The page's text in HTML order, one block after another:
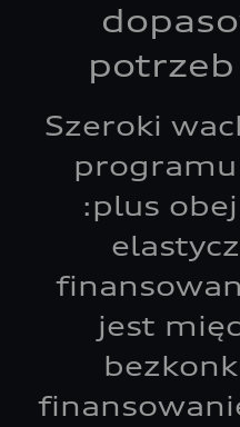
Szeroki
:plus
jest